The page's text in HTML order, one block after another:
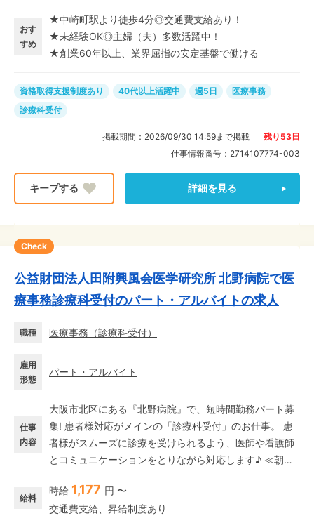
しっかり働き、週末は自分の時間を120%満喫するとい
う、メリハリのある働き方がメンバーからも『生活リズ
ムが整う』と大好評です!
おす
すめ
★中崎町駅より徒歩4分◎交通費支給あり！
★未経験OK◎主婦（夫）多数活躍中！
★創業60年以上、業界屈指の安定基盤で働ける
資格取得支援制度あり 40代以上活躍中 週5日
医療事務
診療科受付
掲載期間： 2026/09/30 14:59まで掲載 残り 53日
仕事情報番号： 2714107774-003
詳細を見る
Check
公益財団法人田附興風会医学研究所 北野病院で医
療事務診療科受付のパート・アルバイトの求人
職種 医療事務 （診療科受付）
雇用
形態
パート・アルバイト
仕事
内容
大阪市北区にある『北野病院』で、短時間勤務パート募
集! 患者様対応がメインの「診療科受付」のお仕事。 患
者様がスムーズに診療を受けられるよう、医師や看護師
とコミュニケーションをとりながら対応します♪ ≪朝は
能な、平日のみ×週3日～週4日の短時間パート! 9時～14
時までの勤務なので、家庭との両立やプライベートの時
給料
時給 1,177 円 〜
交通費支給、昇給制度あり